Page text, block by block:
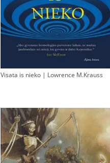
Visata is nieko | Lowrence M.Krauss